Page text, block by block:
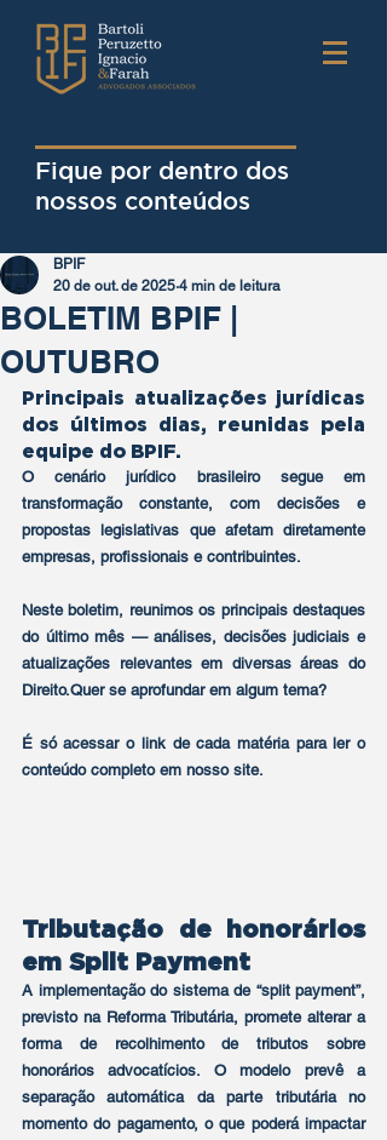
Fique por dentro dos
nossos conteúdos
BOLETIM BPIF |
OUTUBRO
BPIF
20 de out. de 2025 4 min de leitura
Principais atualizações jurídicas
dos últimos dias, reunidas pela
equipe do BPIF.
O cenário jurídico brasileiro segue em
transformação constante, com decisões e
propostas legislativas que afetam diretamente
empresas, profissionais e contribuintes.
Neste boletim, reunimos os principais destaques
do último mês — análises, decisões judiciais e
atualizações relevantes em diversas áreas do
Direito.Quer se aprofundar em algum tema?
É só acessar o link de cada matéria para ler o
conteúdo completo em nosso site.
Tributação de honorários
em Split Payment
A implementação do sistema de “split payment”,
previsto na Reforma Tributária, promete alterar a
forma de recolhimento de tributos sobre
honorários advocatícios. O modelo prevê a
separação automática da parte tributária no
momento do pagamento, o que poderá impactar